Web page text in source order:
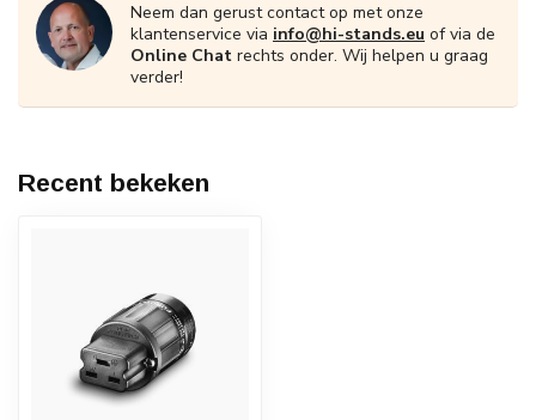
Neem dan gerust contact op met onze
klantenservice via info@hi-stands.eu of via de
Online Chat rechts onder. Wij helpen u graag
verder!
Recent bekeken